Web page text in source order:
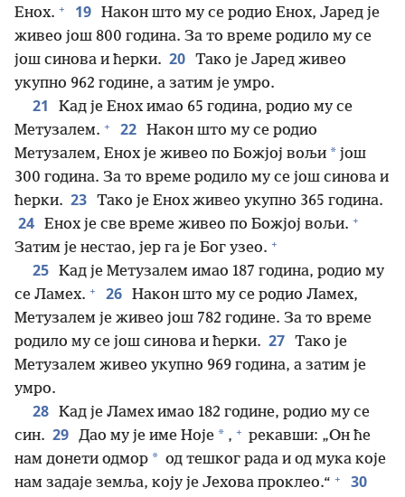
Енох. + 19 Након што му се родио Енох, Јаред је
живео још 800 година. За то време родило му се
још синова и ћерки. 20 Тако је Јаред живео
укупно 962 године, а затим је умро.
21
Кад је Енох имао 65 година, родио му се
Метузалем. + 22 Након што му се родио
Метузалем, Енох је живео по Божјој вољи * још
300 година. За то време родило му се још синова и
ћерки. 23 Тако је Енох живео укупно 365 година.
24 Енох је све време живео по Божјој вољи. +
Затим је нестао, јер га је Бог узео. +
25 Кад је Метузалем имао 187 година, родио му
се Ламех. + 26 Након што му се родио Ламех,
Метузалем је живео још 782 године. За то време
родило му се још синова и ћерки. 27 Тако је
Метузалем живео укупно 969 година, а затим је
умро.
28 Кад је Ламех имао 182 године, родио му се
син. 29 Дао му је име Ноје * , + рекавши: „Он ће
нам донети одмор * од тешког рада и од мука које
нам задаје земља, коју је Јехова проклео.“ + 30